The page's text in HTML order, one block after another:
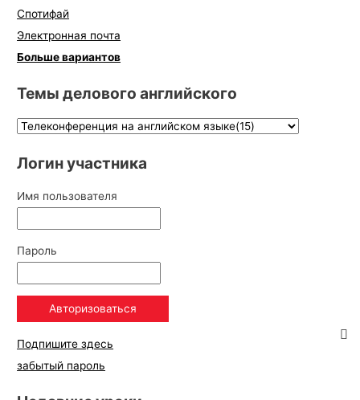
Спотифай
Электронная почта
Больше вариантов
Темы делового английского
Логин участника
Имя пользователя
Пароль
Подпишите здесь
забытый пароль